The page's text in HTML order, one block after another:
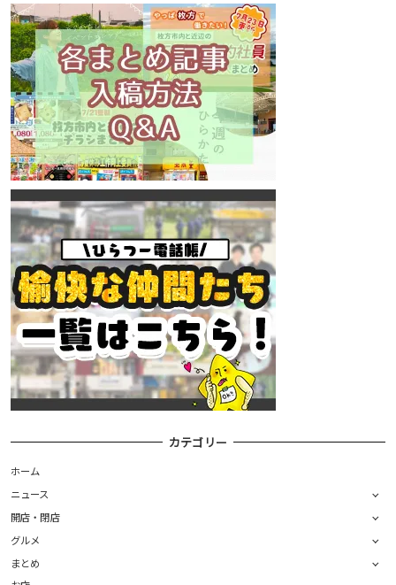
カテゴリー
ホーム
ニュース
開店・閉店
グルメ
まとめ